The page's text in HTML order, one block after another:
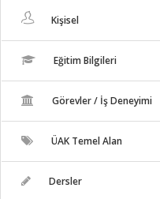
Kişisel
Eğitim Bilgileri
Görevler / İş Deneyimi
ÜAK Temel Alan
Dersler